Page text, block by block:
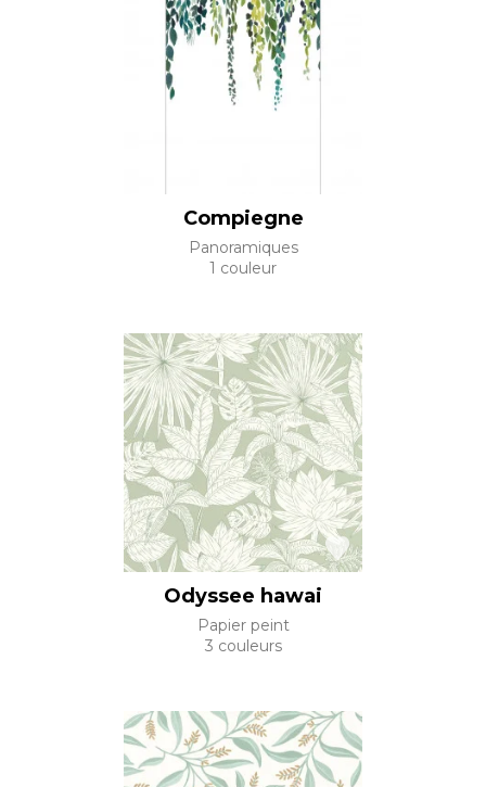
Compiegne
Panoramiques
1 couleur
Odyssee hawai
Papier peint
3 couleurs